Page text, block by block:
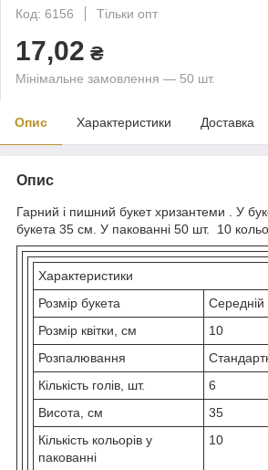
Код: 6156
Тільки опт
17,02 ₴
Мінімальне замовлення — 50 шт.
Опис Характеристики Доставка
Опис
Гарний і пишний букет хризантеми . У
букета 35 см. У пакованні 50 шт. 10
Характеристики
Розмір букета
Середній
Розмір квітки, см
10
Розпалювання
Кількість голів, шт.
6
Висота, см
35
Кількість кольорів у
пакованні
10